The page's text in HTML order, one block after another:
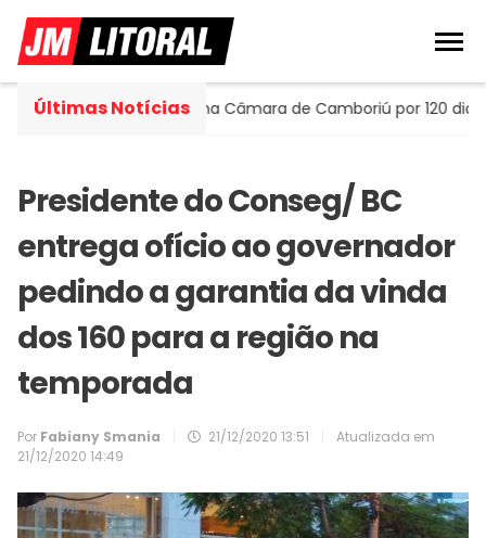
Últimas Notícias
assume cadeira na Câmara de Camboriú por 120 dias
Presidente do Conseg/ BC
entrega ofício ao governador
pedindo a garantia da vinda
dos 160 para a região na
temporada
Por Fabiany Smania 21/12/2020 13:51
Atualizada em
21/12/2020 14:49